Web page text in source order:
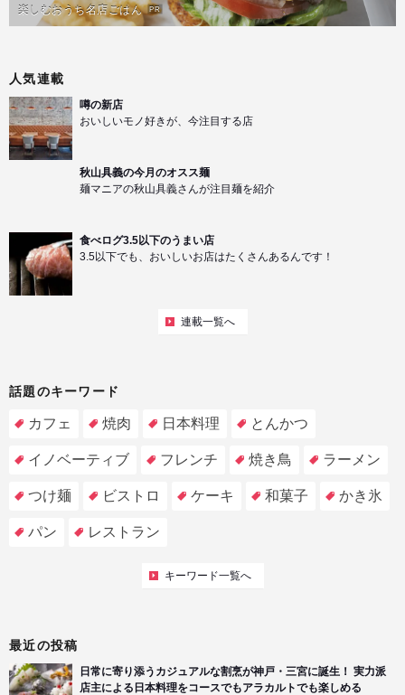
楽しむおうち名店ごはん PR
人気連載
噂の新店
おいしいモノ好きが、今注目する店
秋山具義の今月のオスス麺
麺マニアの秋山具義さんが注目麺を紹介
食べログ3.5以下のうまい店
3.5以下でも、おいしいお店はたくさんあるんです！
連載一覧へ
話題のキーワード
カフェ 焼肉 日本料理 とんかつ
イノベーティブ フレンチ 焼き鳥 ラーメン
つけ麺 ビストロ ケーキ 和菓子 かき氷
パン レストラン
キーワード一覧へ
最近の投稿
日常に寄り添うカジュアルな割烹が神戸・三宮に誕生！ 実力派
店主による日本料理をコースでもアラカルトでも楽しめる